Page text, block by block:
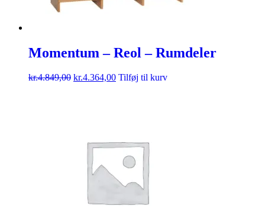
Momentum – Reol – Rumdeler
kr.4.849,00 kr.4.364,00 Tilføj til kurv